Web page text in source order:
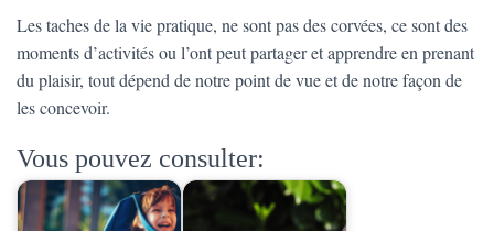
Les taches de la vie pratique, ne sont pas des corvées, ce sont des
moments d’activités ou l’ont peut partager et apprendre en prenant
du plaisir, tout dépend de notre point de vue et de notre façon de
les concevoir.
Vous pouvez consulter: